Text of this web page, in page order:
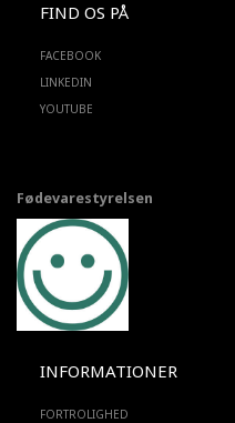
FIND OS PÅ
FACEBOOK
LINKEDIN
YOUTUBE
Fødevarestyrelsen
INFORMATIONER
FORTROLIGHED